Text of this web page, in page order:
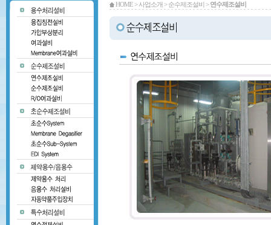
HOME >사업소개 >순수제조설비 >연수제조설비